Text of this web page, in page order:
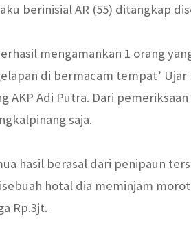
berinisial AR (55) ditangkap
mengamankan 1 orang
di bermacam tempat’ Ujar
AKP Adi Putra. Dari
saja.
hasil berasal dari penipaun
hotal dia meminjam
Rp.3jt.